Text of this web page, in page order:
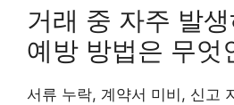
거래 중 자주 발
예방 방법은 무엇
서류 누락, 계약서 미비, 신고